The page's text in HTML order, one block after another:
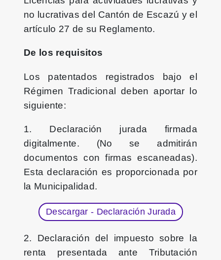
no lucrativas del Cantón de Escazú y el
artículo 27 de su Reglamento.
De los requisitos
Los patentados registrados bajo el
Régimen Tradicional deben aportar lo
siguiente:
1. Declaración jurada firmada
digitalmente. (No se admitirán
documentos con firmas escaneadas).
Esta declaración es proporcionada por
la Municipalidad.
Descargar - Declaración Jurada
2. Declaración del impuesto sobre la
renta presentada ante Tributación